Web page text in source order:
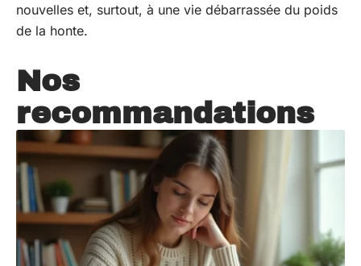
nouvelles et, surtout, à une vie débarrassée du poids
de la honte.
Nos
recommandations